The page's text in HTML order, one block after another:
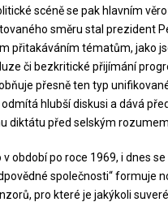
scéně se pak hlavním
směru stal prezident
přitakáváním tématům, jako
či bezkritické přijímání
přesně ten typ
hlubší diskusi a dává
diktátu před selským rozumem.
v období po roce 1969, i dnes
společnosti“ formuje
pro které je jakýkoli